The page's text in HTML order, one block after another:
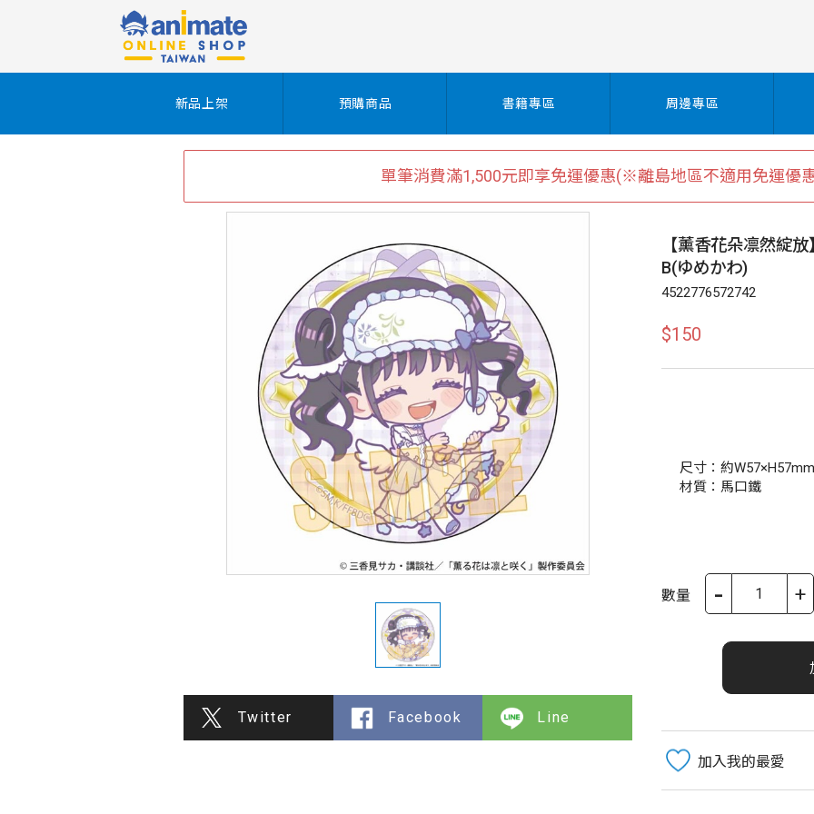
新品上架 預購商品 書籍專區 周邊專區
單筆消費滿1,500元即享免運優惠(※離島地區不適用免運優
Twitter Facebook Line
【薰香花朵凛然綻
B(ゆめかわ)
4522776572742
$150
尺寸：約W57×H57mm
材質：馬口鐵
數量 - +
加入我的最愛